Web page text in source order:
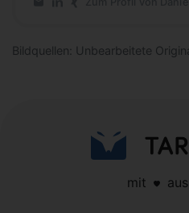
Bildquellen: Unbearbeitete
mit